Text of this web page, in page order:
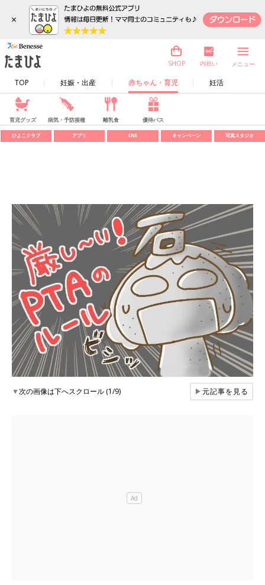
×
TOP 妊娠・出産 赤ちゃん・育児 妊活
SHOP 内祝い メニュー
育児グッズ 病気・予防接種 離乳食 優待パス
ひよこクラブ アプリ SNS キャンペーン 写真スタジオ
▼次の画像は下へスクロール (1/9) ▶元記事を見る